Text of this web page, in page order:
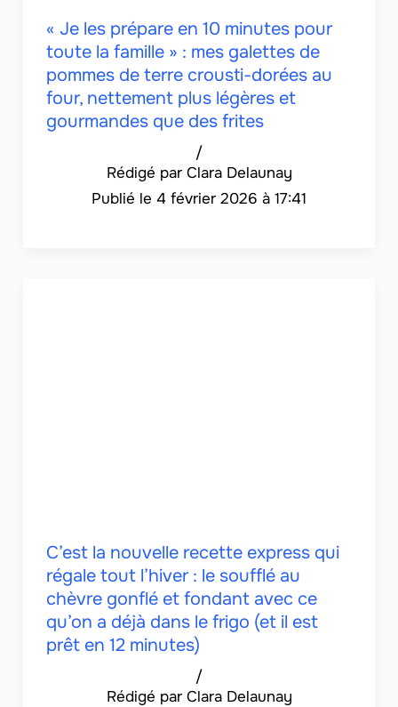
« Je les prépare en 10 minutes pour
toute la famille » : mes galettes de
pommes de terre crousti-dorées au
four, nettement plus légères et
gourmandes que des frites
Clara Delaunay
/
4 février 2026 à 17:41
C’est la nouvelle recette express qui
régale tout l’hiver : le soufflé au
chèvre gonflé et fondant avec ce
qu’on a déjà dans le frigo (et il est
prêt en 12 minutes)
Clara Delaunay
/